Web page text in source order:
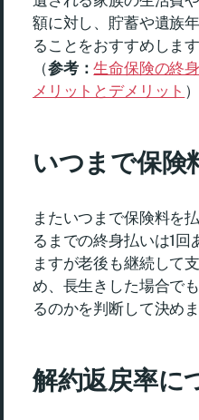
額に対し、貯蓄や遺族
ることをおすすめします
（参考：生命保険の終
メリットとデメリット ）
いつまで保険
またいつまで保険料を
るまでの終身払いは1回
ますが老後も継続して
め、長生きした場合で
るのかを判断して決めま
解約返戻率に